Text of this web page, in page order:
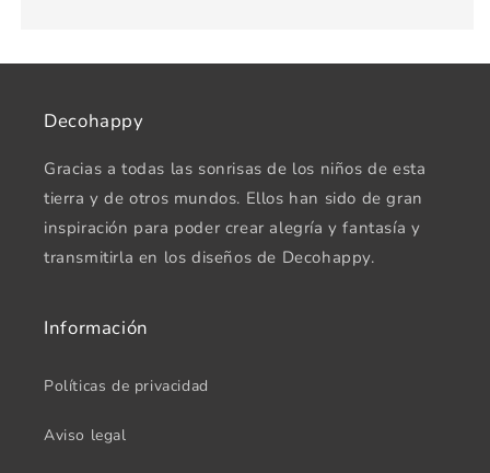
Decohappy
Gracias a todas las sonrisas de los niños de esta
tierra y de otros mundos. Ellos han sido de gran
inspiración para poder crear alegría y fantasía y
transmitirla en los diseños de Decohappy.
Información
Políticas de privacidad
Aviso legal